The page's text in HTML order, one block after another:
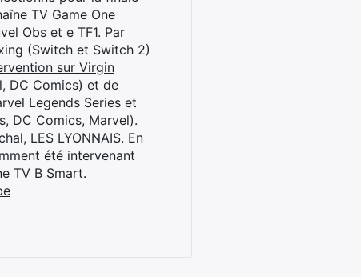
TV Game One
Obs et e TF1. Par
(Switch et Switch 2)
sur Virgin
DC Comics) et de
Legends Series et
DC Comics, Marvel).
LES LYONNAIS. En
été intervenant
TV B Smart.